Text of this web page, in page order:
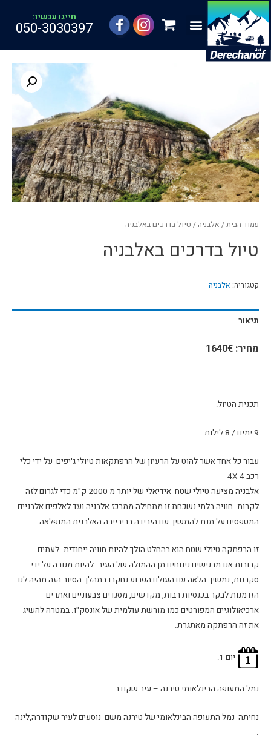
חייגו עכשיו:
050-3030397
עמוד הבית/ אלבניה / טיול בדרכים באלבניה
טיול בדרכים באלבניה
קטגוריה: אלבניה
תיאור
מחיר: 1640€
תכנית הטיול:
9 ימים / 8 לילות
עבור כל אחד אשר להוט על הרעיון של הרפתקאות טיולי ג'יפים על ידי כלי
רכב 4X 4
אלבניה מציעה טיולי שטח אידיאלי של יותר מ 2000 ק"מ כדי לגרום לזה
לקרות. חוויה בלתי נשכחת זו מתחילה ממרכז אלבניה ועד לאלפים אלבניים
המטפסים על מנת להמשיך עם הירידה בריביירה האלבנית המופלאה.
זו הרפתקה טיולי שטח הוא בהחלט הולך להיות חוויה ייחודית. לעתים
קרובות אנו מרגישים נינוחים מן ההמולה של העיר. להיות מגורה על ידי
סקרנות, נמשיך הלאה עם העולם הפרוע נחקרו במהלך הסיור הזה תהיה לנו
הזדמנות לבקר בכנסיות רבות, מקדשים, מסגדים צבעוניים ואתרים
ארכיאולוגיים המפורטים כמו מורשת עולמית של אונסק"ו. במטרה להשיג
את זה הרפתקה מאתגרת.
יום 1:
נמל התעופה הבינלאומי טירנה – עיר שקודר
נחיתה נמל התעופה הבינלאומי של טירנה משם נוסעים לעיר שקודרה,לינה
.